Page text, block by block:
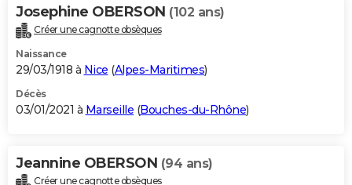
Josephine OBERSON (102 ans)
Créer une cagnotte obsèques
Naissance
29/03/1918 à Nice (Alpes-Maritimes)
Décès
03/01/2021 à Marseille (Bouches-du-Rhône)
Jeannine OBERSON (94 ans)
Créer une cagnotte obsèques